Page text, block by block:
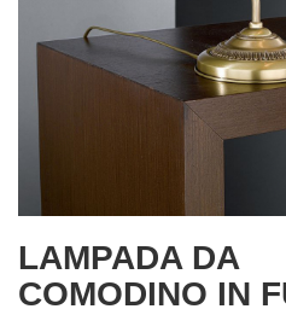
LAMPADA DA
COMODINO IN